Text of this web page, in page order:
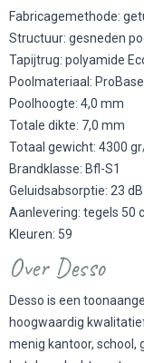
Fabricagemethode:
Structuur: gesneden
Tapijtrug: polyamide
Poolmateriaal:
Poolhoogte: 4,0 mm
Totale dikte: 7,0 mm
Totaal gewicht: 4300
Brandklasse: Bfl-S1
Geluidsabsorptie: 23 dB
Aanlevering: tegels 50
Kleuren: 59
Over Desso
Desso is een
hoogwaardig
menig kantoor, school,